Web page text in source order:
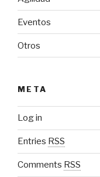
Eventos
Otros
META
Log in
Entries RSS
Comments RSS